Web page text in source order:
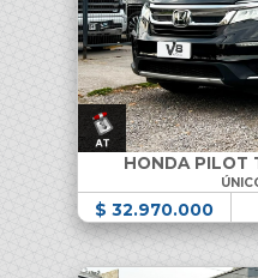
HONDA PILOT
$ 32.970.000